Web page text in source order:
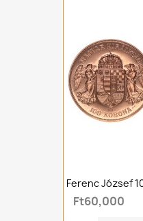
Ferenc József
Ft60,000